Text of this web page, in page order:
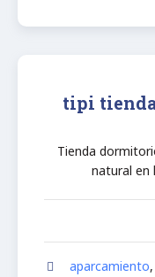
tipi
Tienda
natural en
aparcamiento,